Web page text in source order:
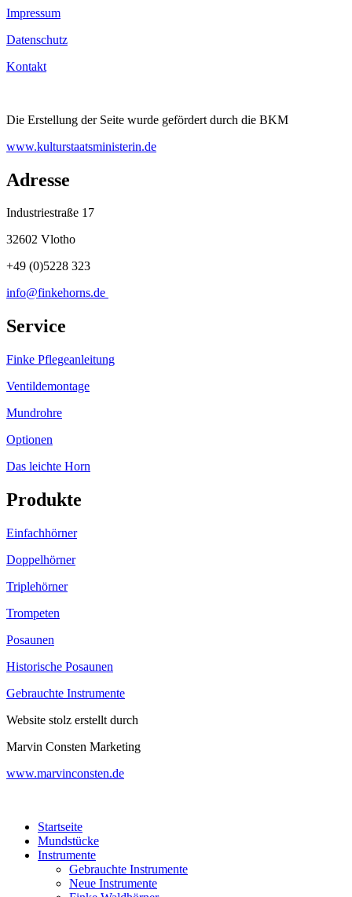
Impressum
Datenschutz
Kontakt
Die Erstellung der Seite wurde gefördert durch die BKM
www.kulturstaatsministerin.de
Adresse
Industriestraße 17
32602 Vlotho
+49 (0)5228 323
info@finkehorns.de
Service
Finke Pflegeanleitung
Ventildemontage
Mundrohre
Optionen
Das leichte Horn
Produkte
Einfachhörner
Doppelhörner
Triplehörner
Trompeten
Posaunen
Historische Posaunen
Gebrauchte Instrumente
Website stolz erstellt durch
Marvin Consten Marketing
www.marvinconsten.de
Startseite
Mundstücke
Instrumente
Gebrauchte Instrumente
Neue Instrumente